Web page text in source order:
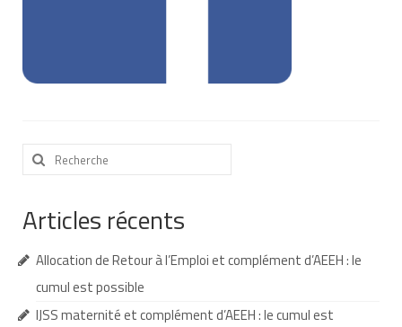
Soins bucco-dentaires
Aide aux démarches
Projet de vie
Demande d’allocations
Taux de handicap et carte d’invalidité
Rechercher
:
Articles récents
Allocation de Retour à l’Emploi et complément d’AEEH : le
cumul est possible
IJSS maternité et complément d’AEEH : le cumul est